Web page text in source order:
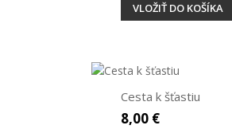
VLOŽIŤ DO KOŠÍKA
Cesta k šťastiu
8,00 €